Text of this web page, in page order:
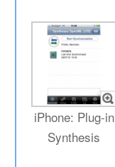
iPhone: Plug-in
Synthesis